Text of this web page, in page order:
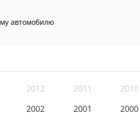
автомобилю
2012 2011
2010
2002 2001
2000